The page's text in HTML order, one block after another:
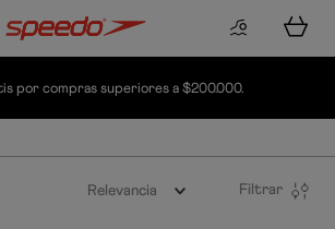
por compras superiores a $200.000.
Relevancia Filtrar